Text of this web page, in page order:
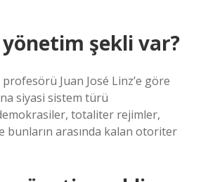
şekli var?
Juan José Linz’e göre
siyasi sistem türü
totaliter rejimler,
bunların arasında kalan otoriter